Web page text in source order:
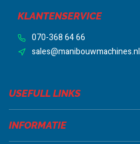
KLANTENSERVICE
070-368 64 66
sales@manibouwmachines.nl
USEFULL LINKS
INFORMATIE